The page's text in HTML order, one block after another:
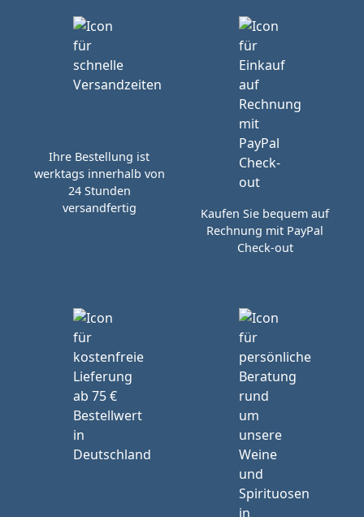
Ihre Bestellung ist
werktags innerhalb von
24 Stunden
versandfertig
Kaufen Sie bequem auf
Rechnung mit PayPal
Check-out